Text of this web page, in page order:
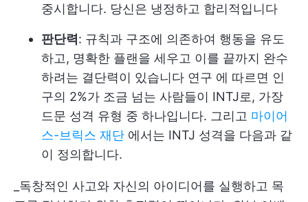
중시합니다. 당신은 냉정하고 합리적입니다
판단력: 규칙과 구조에 의존하여 행동을 유도
하고, 명확한 플랜을 세우고 이를 끝까지 완수
하려는 결단력이 있습니다 연구 에 따르면 인
구의 2%가 조금 넘는 사람들이 INTJ로, 가장
드문 성격 유형 중 하나입니다. 그리고 마이어
스-브릭스 재단 에서는 INTJ 성격을 다음과 같
이 정의합니다.
_독창적인 사고와 자신의 아이디어를 실행하고 목